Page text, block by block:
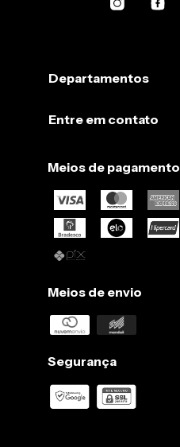
Departamentos
Entre em contato
Meios de pagamento
Meios de envio
Segurança